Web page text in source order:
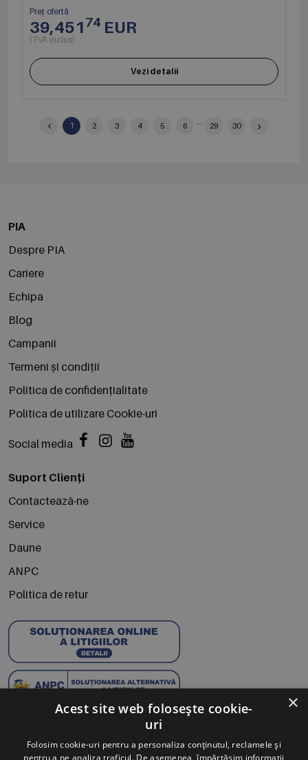
Preț ofertă
39,45174 EUR
(TVA inclus)
Vezi detalii
‹ 1 2 3 4 5 6 29 30 ›
PIA
Despre PIA
Cariere
Echipa
Blog
Campanii
Termeni și condiții
Politica de confidențialitate
Politica de utilizare Cookie-uri
Social media
Suport Clienți
Contactează-ne
Service
Daune
ANPC
Politica de retur
Abonează-te la Newsletter
×
Acest site web folosește cookie-
uri
Folosim cookie-uri pentru a personaliza conținutul, reclamele și
pentru a ne analiza traficul. De asemenea, împărtășim informații